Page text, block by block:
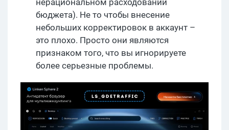
нерациональном расходовании
бюджета). Не то чтобы внесение
небольших корректировок в аккаунт –
это плохо. Просто они являются
признаком того, что вы игнорируете
более серьезные проблемы.